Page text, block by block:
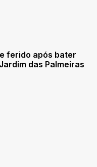
ferido após bater
das Palmeiras